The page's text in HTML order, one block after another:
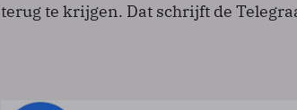
terug te krijgen. Dat schrijft de